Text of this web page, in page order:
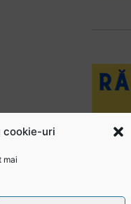
cookie-uri
mai